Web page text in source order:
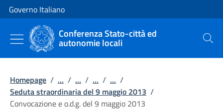
Vai al contenuto
Vai alla navigazione del sito
Governo Italiano
Conferenza Stato-città ed
autonomie locali Cerca
Homepage / ... / ... / ... / ... /
Seduta straordinaria del 9 maggio 2013 /
Convocazione e o.d.g. del 9 maggio 2013